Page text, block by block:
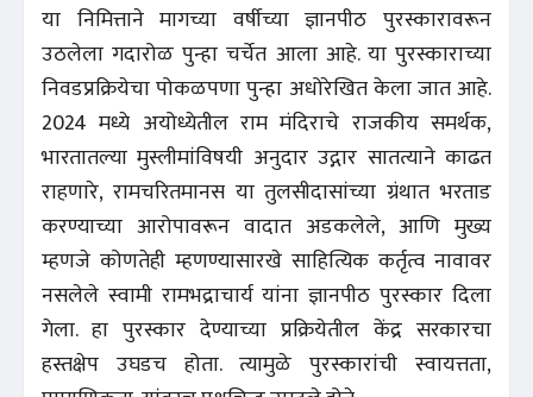
या निमित्ताने मागच्या वर्षीच्या ज्ञानपीठ पुरस्कारावरून
उठलेला गदारोळ पुन्हा चर्चेत आला आहे. या पुरस्काराच्या
निवडप्रक्रियेचा पोकळपणा पुन्हा अधोरेखित केला जात आहे.
2024 मध्ये अयोध्येतील राम मंदिराचे राजकीय समर्थक,
भारतातल्या मुस्लीमांविषयी अनुदार उद्गार सातत्याने काढत
राहणारे, रामचरितमानस या तुलसीदासांच्या ग्रंथात भरताड
करण्याच्या आरोपावरून वादात अडकलेले, आणि मुख्य
म्हणजे कोणतेही म्हणण्यासारखे साहित्यिक कर्तृत्व नावावर
नसलेले स्वामी रामभद्राचार्य यांना ज्ञानपीठ पुरस्कार दिला
गेला. हा पुरस्कार देण्याच्या प्रक्रियेतील केंद्र सरकारचा
हस्तक्षेप उघडच होता. त्यामुळे पुरस्कारांची स्वायत्तता,